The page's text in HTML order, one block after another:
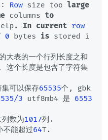
Row size too large
columns to
In current row
0 bytes is stored i
表的一个行列长度之和
个长度是包含了字符集
集可以保存
65535个, gbk
/3 utf8mb4 是 6553
数为1017
不能超过64